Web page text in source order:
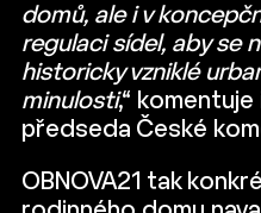
domů, ale i v
regulaci sídel, aby se
historicky vzniklé
minulosti,“
předseda České
OBNOVA21 tak